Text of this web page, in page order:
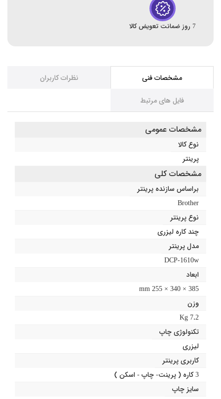
7 روز ضمانت تعویض کالا
مشخصات فنی نظرات کاربران
فایل های مرتبط
مشخصات عمومی
نوع کالا
پرینتر
مشخصات کلی
براساس سازنده پرینتر
Brother
نوع پرینتر
چند کاره لیزری
مدل پرینتر
DCP-1610w
ابعاد
385 × 340 × 255 mm
وزن
7.2 Kg
تکنولوژی چاپ
لیزری
کاربری پرینتر
3 کاره ( پرینت- چاپ - اسکن )
سایز چاپ